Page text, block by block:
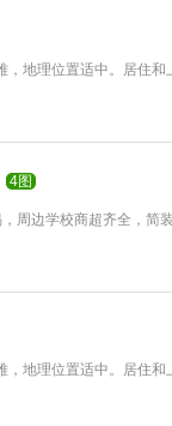
地理位置适中。居住和
4图
周边学校商超齐全，简
地理位置适中。居住和